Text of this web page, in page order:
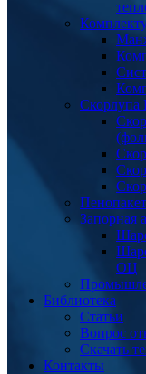
Запорная
ОЦ
Библиотека
Статьи
Вопрос
Скачать
Контакты